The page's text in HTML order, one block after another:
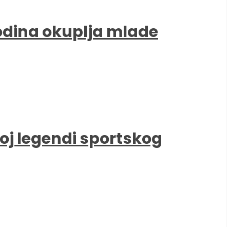
okuplja mlade
legendi sportskog